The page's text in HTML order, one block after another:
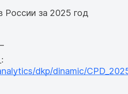
России за 2025 год
dkp/dinamic/